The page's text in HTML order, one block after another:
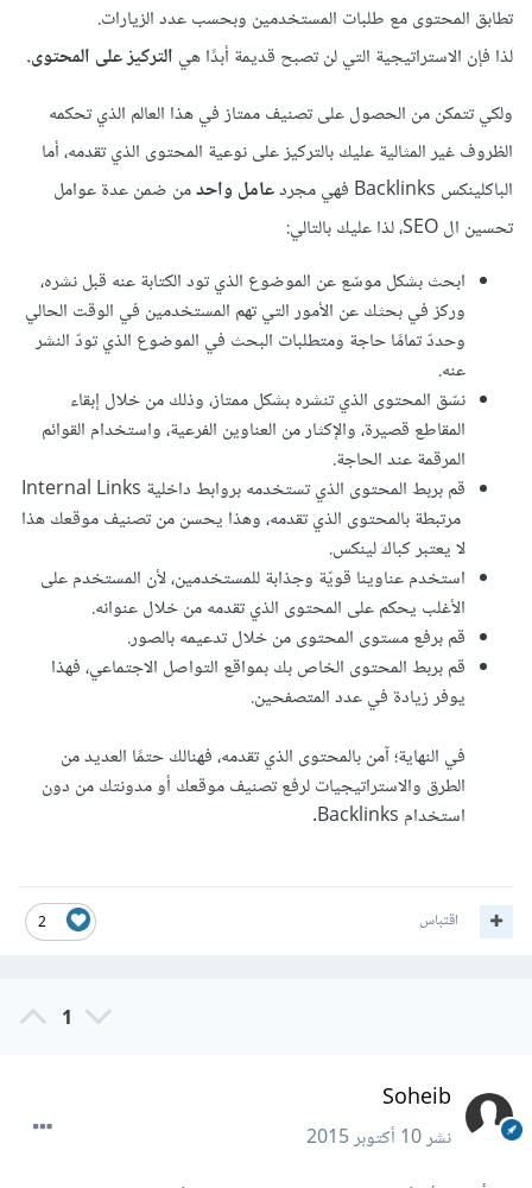
تطابق المحتوى مع طلبات المستخدمين وبحسب عدد الزيارات.
لذا فإن الاستراتيجية التي لن تصبح قديمة أبدًا هي التركيز على المحتوى.
ولكي تتمكن من الحصول على تصنيف ممتاز في هذا العالم الذي تحكمه
الظروف غير المثالية عليك بالتركيز على نوعية المحتوى الذي تقدمه، أما
الباكلينكس Backlinks فهي مجرد
عامل واحدمن ضمن عدة عوامل
تحسين ال SEO، لذا عليك بالتالي:
ابحث بشكل موسّع عن الموضوع الذي تود الكتابة عنه قبل نشره،
وركز في بحثك عن الأمور التي تهم المستخدمين في الوقت الحالي
وحددّ تمامًا حاجة ومتطلبات البحث في الموضوع الذي تودّ النشر
عنه.
نسّق المحتوى الذي تنشره بشكل ممتاز، وذلك من خلال إبقاء
المقاطع قصيرة، والإكثار من العناوين الفرعية، واستخدام القوائم
المرقمة عند الحاجة.
قم بربط المحتوى الذي تستخدمه بروابط داخلية Internal Links
مرتبطة بالمحتوى الذي تقدمه، وهذا يحسن من تصنيف موقعك هذا
لا يعتبر كباك لينكس.
استخدم عناوينا قويّة وجذابة للمستخدمين، لأن المستخدم على
الأغلب يحكم على المحتوى الذي تقدمه من خلال عنوانه.
قم برفع مستوى المحتوى من خلال تدعيمه بالصور.
قم بربط المحتوى الخاص بك بمواقع التواصل الاجتماعي، فهذا
يوفر زيادة في عدد المتصفحين.
في النهاية؛ آمن بالمحتوى الذي تقدمه، فهنالك حتمًا العديد من
الطرق والاستراتيجيات لرفع تصنيف موقعك أو مدونتك من دون
استخدام Backlinks.
2 اقتباس
1
Soheib
نشر10 أكتوبر 2015